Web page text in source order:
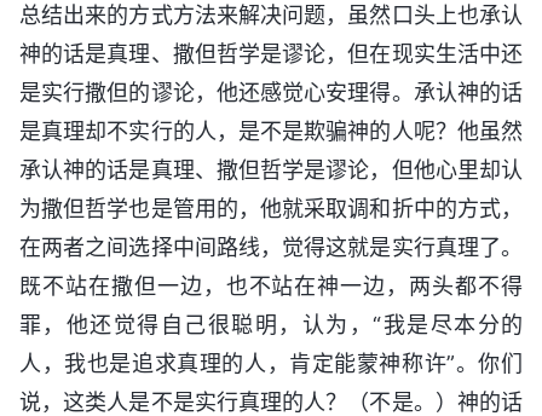
总结出来的方式方法来解决问题，虽然口头上也承认
神的话是真理、撒但哲学是谬论，但在现实生活中还
是实行撒但的谬论，他还感觉心安理得。承认神的话
是真理却不实行的人，是不是欺骗神的人呢？他虽然
承认神的话是真理、撒但哲学是谬论，但他心里却认
为撒但哲学也是管用的，他就采取调和折中的方式，
在两者之间选择中间路线，觉得这就是实行真理了。
既不站在撒但一边，也不站在神一边，两头都不得
罪，他还觉得自己很聪明，认为，“我是尽本分的
人，我也是追求真理的人，肯定能蒙神称许”。你们
说，这类人是不是实行真理的人？（不是。）神的话